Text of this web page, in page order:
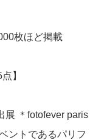
枚ほど掲載
】
展 ＊fotofever paris
ントであるパリフ